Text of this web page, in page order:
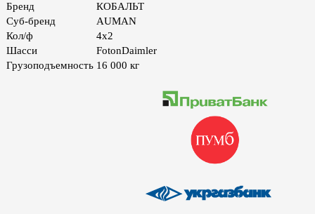
Бренд
КОБАЛЬТ
Суб-бренд
AUMAN
Кол/ф
4х2
Шасси
FotonDaimler
Грузоподъемность 16 000 кг